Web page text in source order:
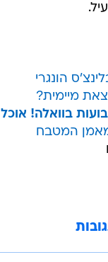
הונגרי
מיימית?
בוואלה! אוכל
המטבח